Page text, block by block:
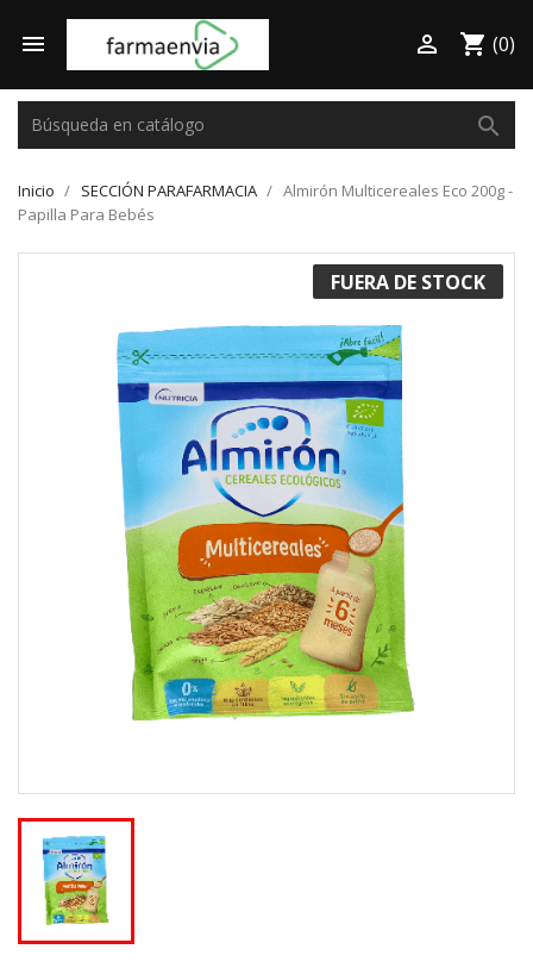
 shopping_cart (0)

search
Inicio SECCIÓN PARAFARMACIA
Almirón Multicereales Eco 200g -
Papilla Para Bebés
FUERA DE STOCK